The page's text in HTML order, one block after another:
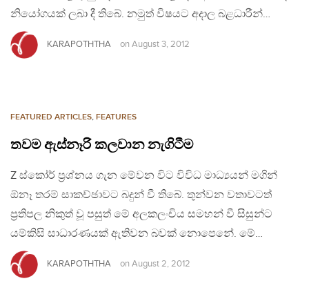
නියෝගයක් ලබා දී තිබේ. නමුත් විෂයට අදාල බළධාරීන්…
KARAPOTHTHA on August 3, 2012
FEATURED ARTICLES, FEATURES
තවම ඇස්නෑරි කලවාන නැගිටීම
Z ස්කෝර් ප‍්‍රශ්නය ගැන මේවන විට විවිධ මාධ්‍යයන් මගින්
ඕනෑ තරම් සාකච්ඡාවට බදුන් වී තිබේ. තුන්වන වතාවටත්
ප‍්‍රතිපල නිකුත් වූ පසුත් මේ අලකලංචිය සමහන් වී සිසුන්ට
යම්කිසි සාධාරණයක් ඇතිවන බවක් නොපෙනේ. මේ…
KARAPOTHTHA on August 2, 2012